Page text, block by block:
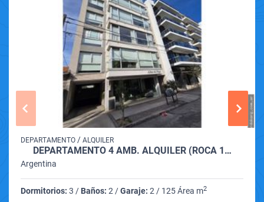
DEPARTAMENTO / ALQUILER
DEPARTAMENTO 4 AMB. ALQUILER (ROCA 1…
Argentina
Dormitorios: 3 / Baños: 2 /Garaje: 2 / 125 Área m2